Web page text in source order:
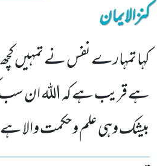
کنزالایمان
کہا تمہارے نفس نے تمہیں کچھ
ہے قریب ہے کہ اللہ ان سب
بیشک وہی علم و حکمت والا